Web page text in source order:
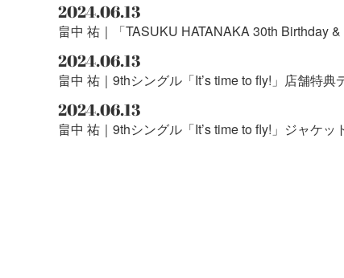
2024.06.13
畠中 祐｜「TASUKU HATANAKA 30th Birthday
2024.06.13
畠中 祐｜9thシングル「It’s time to fly!」店舗特典
2024.06.13
畠中 祐｜9thシングル「It’s time to fly!」ジャケッ